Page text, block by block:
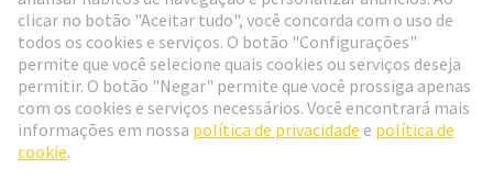
Portugal Português